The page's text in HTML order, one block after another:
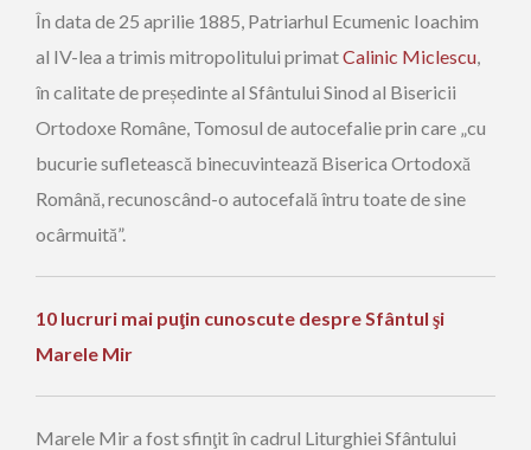
În data de 25 aprilie 1885, Patriarhul Ecumenic Ioachim
al IV-lea a trimis mitropolitului primatCalinic Miclescu,
în calitate de președinte al Sfântului Sinod al Bisericii
Ortodoxe Române, Tomosul de autocefalie prin care „cu
bucurie sufletească binecuvintează Biserica Ortodoxă
Română, recunoscând-o autocefală întru toate de sine
ocârmuită”.
10 lucruri mai puţin cunoscute despre Sfântul şi
Marele Mir
Marele Mir a fost sfinţit în cadrul Liturghiei Sfântului